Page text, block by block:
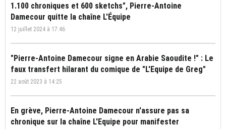
1.100 chroniques et 600 sketchs", Pierre-Antoine
Damecour quitte la chaîne L'Équipe
12 juillet 2024 à 17:46
"Pierre-Antoine Damecour signe en Arabie Saoudite !" : Le
faux transfert hilarant du comique de "L'Equipe de Greg"
22 août 2023 à 14:25
En grève, Pierre-Antoine Damecour n'assure pas sa
chronique sur la chaîne L'Equipe pour manifester